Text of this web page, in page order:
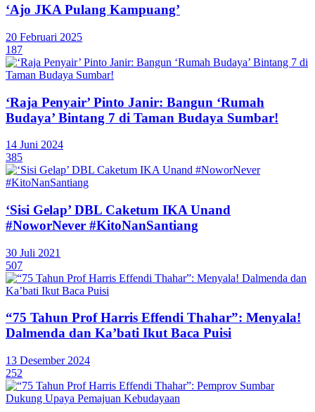
‘Ajo JKA Pulang Kampuang’
20 Februari 2025
187
‘Raja Penyair’ Pinto Janir: Bangun ‘Rumah
Budaya’ Bintang 7 di Taman Budaya Sumbar!
14 Juni 2024
385
‘Sisi Gelap’ DBL Caketum IKA Unand
#NoworNever #KitoNanSantiang
30 Juli 2021
507
“75 Tahun Prof Harris Effendi Thahar”: Menyala!
Dalmenda dan Ka’bati Ikut Baca Puisi
13 Desember 2024
252